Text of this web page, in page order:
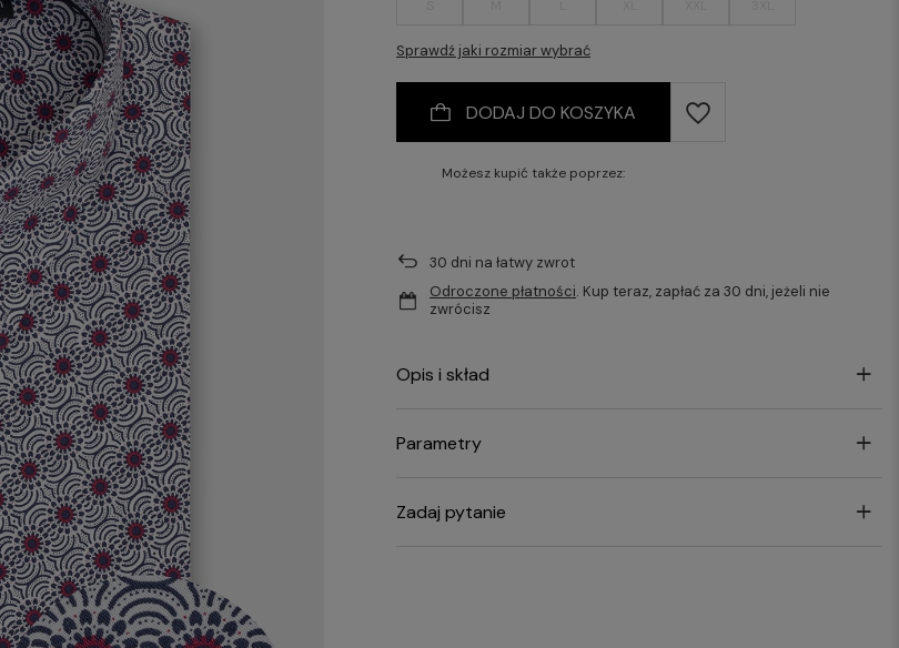
Sprawdź jaki rozmiar wybrać
DODAJ DO KOSZYKA
Możesz kupić także poprzez:
30 dni na łatwy zwrot
Odroczone płatności. Kup teraz, zapłać za 30 dni, jeżeli nie
zwrócisz
Opis i skład
Parametry
Zadaj pytanie